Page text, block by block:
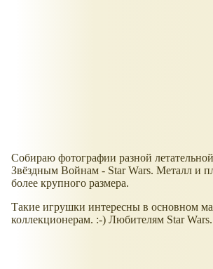
Собираю фотографии разной
Звёздным Войнам - Star Wars. Металл и
более крупного размера.
Такие игрушки интересны в основном
коллекционерам. :-) Любителям Star Wars.